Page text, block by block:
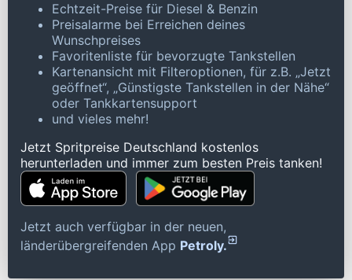
Echtzeit-Preise für Diesel & Benzin
Preisalarme bei Erreichen deines
Wunschpreises
Favoritenliste für bevorzugte Tankstellen
Kartenansicht mit Filteroptionen, für z.B. „Jetzt
geöffnet“, „Günstigste Tankstellen in der Nähe“
oder Tankkartensupport
und vieles mehr!
Jetzt Spritpreise Deutschland kostenlos
herunterladen und immer zum besten Preis tanken!
Jetzt auch verfügbar in der neuen,
länderübergreifenden App Petroly.